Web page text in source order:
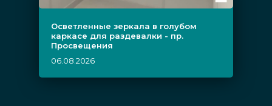
Осветленные зеркала в голубом
каркасе для раздевалки - пр.
Просвещения
06.08.2026